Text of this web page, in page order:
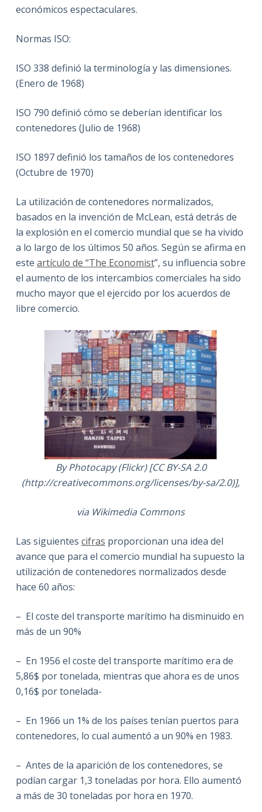
económicos espectaculares.
Normas ISO:
ISO 338 definió la terminología y las dimensiones.
(Enero de 1968)
ISO 790 definió cómo se deberían identificar los
contenedores (Julio de 1968)
ISO 1897 definió los tamaños de los contenedores
(Octubre de 1970)
La utilización de contenedores normalizados,
basados en la invención de McLean, está detrás de
la explosión en el comercio mundial que se ha vivido
a lo largo de los últimos 50 años. Según se afirma en
este artículo de “The Economist”, su influencia sobre
el aumento de los intercambios comerciales ha sido
mucho mayor que el ejercido por los acuerdos de
libre comercio.
By Photocapy (Flickr) [CC BY-SA 2.0
(http://creativecommons.org/licenses/by-sa/2.0)],
via Wikimedia Commons
Las siguientes cifras proporcionan una idea del
avance que para el comercio mundial ha supuesto la
utilización de contenedores normalizados desde
hace 60 años:
– El coste del transporte marítimo ha disminuido en
más de un 90%
– En 1956 el coste del transporte marítimo era de
5,86$ por tonelada, mientras que ahora es de unos
0,16$ por tonelada-
– En 1966 un 1% de los países tenían puertos para
contenedores, lo cual aumentó a un 90% en 1983.
– Antes de la aparición de los contenedores, se
podían cargar 1,3 toneladas por hora. Ello aumentó
a más de 30 toneladas por hora en 1970.